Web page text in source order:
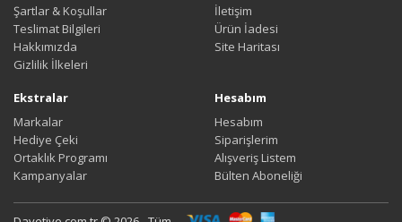
Şartlar & Koşullar
Teslimat Bilgileri
Hakkımızda
Gizlilik İlkeleri
İletişim
Ürün İadesi
Site Haritası
Ekstralar
Markalar
Hediye Çeki
Ortaklık Programı
Kampanyalar
Hesabım
Hesabım
Siparişlerim
Alışveriş Listem
Bülten Aboneliği